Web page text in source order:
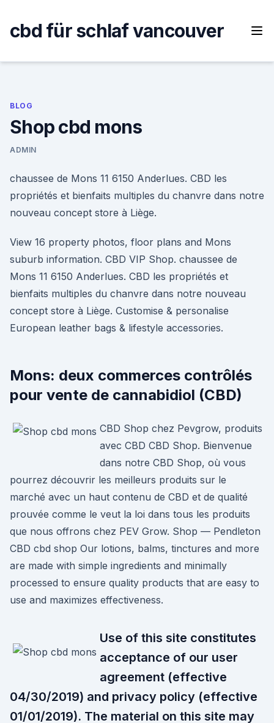
content
cbd für schlaf vancouver
BLOG
Shop cbd mons
ADMIN
chaussee de Mons 11 6150 Anderlues. CBD les
propriétés et bienfaits multiples du chanvre dans notre
nouveau concept store à Liège.
View 16 property photos, floor plans and Mons
suburb information. CBD VIP Shop. chaussee de
Mons 11 6150 Anderlues. CBD les propriétés et
bienfaits multiples du chanvre dans notre nouveau
concept store à Liège. Customise & personalise
European leather bags & lifestyle accessories.
Mons: deux commerces contrôlés
pour vente de cannabidiol (CBD)
CBD Shop chez Pevgrow, produits
avec CBD CBD Shop. Bienvenue
dans notre CBD Shop, où vous
pourrez découvrir les meilleurs produits sur le
marché avec un haut contenu de CBD et de qualité
prouvée comme le veut la loi dans tous les produits
que nous offrons chez PEV Grow. Shop — Pendleton
CBD cbd shop Our lotions, balms, tinctures and more
are made with simple ingredients and minimally
processed to ensure quality products that are easy to
use and maximizes effectiveness.
Use of this site constitutes
acceptance of our user
agreement (effective
04/30/2019) and privacy policy (effective
01/01/2019). The material on this site may